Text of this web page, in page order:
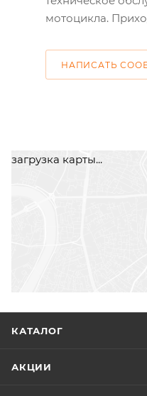
мотоцикла.
НАПИСАТЬ
загрузка карты...
КАТАЛОГ
АКЦИИ